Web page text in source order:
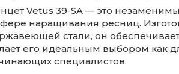
Vetus 39-SA — это
наращивания ресниц.
стали, он
его идеальным выбором как
специалистов.